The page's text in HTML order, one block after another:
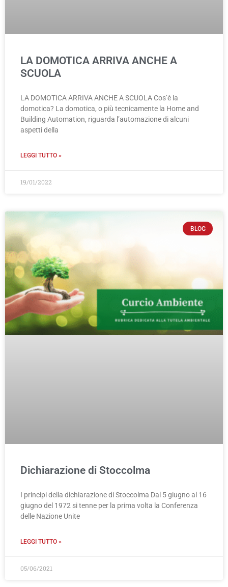
LA DOMOTICA ARRIVA ANCHE A
SCUOLA
LA DOMOTICA ARRIVA ANCHE A SCUOLA Cos’è la
domotica? La domotica, o più tecnicamente la Home and
Building Automation, riguarda l’automazione di alcuni
aspetti della
LEGGI TUTTO »
19/01/2022
BLOG
Dichiarazione di Stoccolma
I principi della dichiarazione di Stoccolma Dal 5 giugno al 16
giugno del 1972 si tenne per la prima volta la Conferenza
delle Nazione Unite
LEGGI TUTTO »
05/06/2021